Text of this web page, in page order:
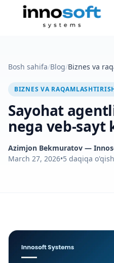
Bosh sahifa/Blog/Biznes va
BIZNES VA
Sayohat
nega veb-sayt
Azimjon Bekmuratov —
March 27, 2026•5 daqiqa o'qish